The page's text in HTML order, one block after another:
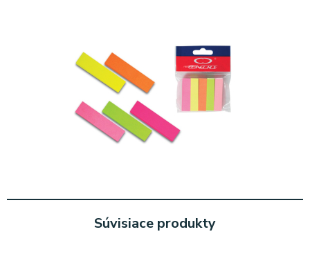
Súvisiace produkty